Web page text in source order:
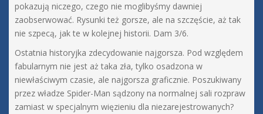
pokazują niczego, czego nie moglibyśmy dawniej
zaobserwować. Rysunki też gorsze, ale na szczęście, aż tak
nie szpecą, jak te w kolejnej historii. Dam 3/6.
Ostatnia historyjka zdecydowanie najgorsza. Pod względem
fabularnym nie jest aż taka zła, tylko osadzona w
niewłaściwym czasie, ale najgorsza graficznie. Poszukiwany
przez władze Spider-Man sądzony na normalnej sali rozpraw
zamiast w specjalnym więzieniu dla niezarejestrowanych?